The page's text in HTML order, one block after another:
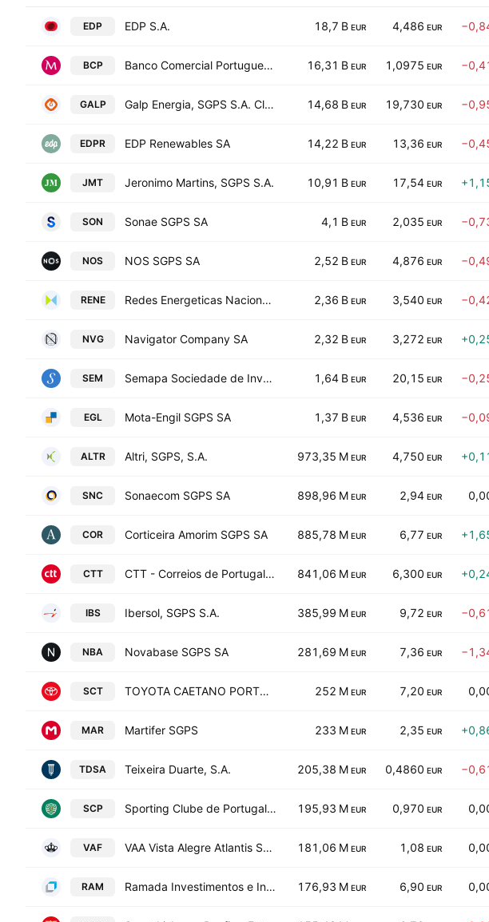
EDP EDP S.A. 18,7 B EUR 4,486 EUR
BCP Banco Comercial Portugues S.A. 16,31 B EUR 1,0975 EUR
GALP Galp Energia, SGPS S.A. Class B 14,68 B EUR 19,730 EUR
EDPR EDP Renewables SA 14,22 B EUR 13,36 EUR
JMT Jeronimo Martins, SGPS S.A. 10,91 B EUR 17,54 EUR
SON Sonae SGPS SA 4,1 B EUR 2,035 EUR
NOS NOS SGPS SA 2,52 B EUR 4,876 EUR
RENE Redes Energeticas Nacionais SA 2,36 B EUR 3,540 EUR
NVG Navigator Company SA 2,32 B EUR 3,272 EUR
SEM Semapa Sociedade de Investimento e Gestao SGPS SA 1,64 B EUR 20,15 EUR
EGL Mota-Engil SGPS SA 1,37 B EUR 4,536 EUR
ALTR Altri, SGPS, S.A. 973,35 M EUR 4,750 EUR
SNC Sonaecom SGPS SA 898,96 M EUR 2,94 EUR
COR Corticeira Amorim SGPS SA 885,78 M EUR 6,77 EUR
CTT CTT - Correios de Portugal SA 841,06 M EUR 6,300 EUR
IBS Ibersol, SGPS S.A. 385,99 M EUR 9,72 EUR
NBA Novabase SGPS SA 281,69 M EUR 7,36 EUR
SCT TOYOTA CAETANO PORTUGAL 252 M EUR 7,20 EUR
MAR Martifer SGPS 233 M EUR 2,35 EUR
TDSA Teixeira Duarte, S.A. 205,38 M EUR 0,4860 EUR
SCP Sporting Clube de Portugal Futebol SAD 195,93 M EUR 0,970 EUR
VAF VAA Vista Alegre Atlantis SGPS SA 181,06 M EUR 1,08 EUR
RAM Ramada Investimentos e Industria,S.A. 176,93 M EUR 6,90 EUR